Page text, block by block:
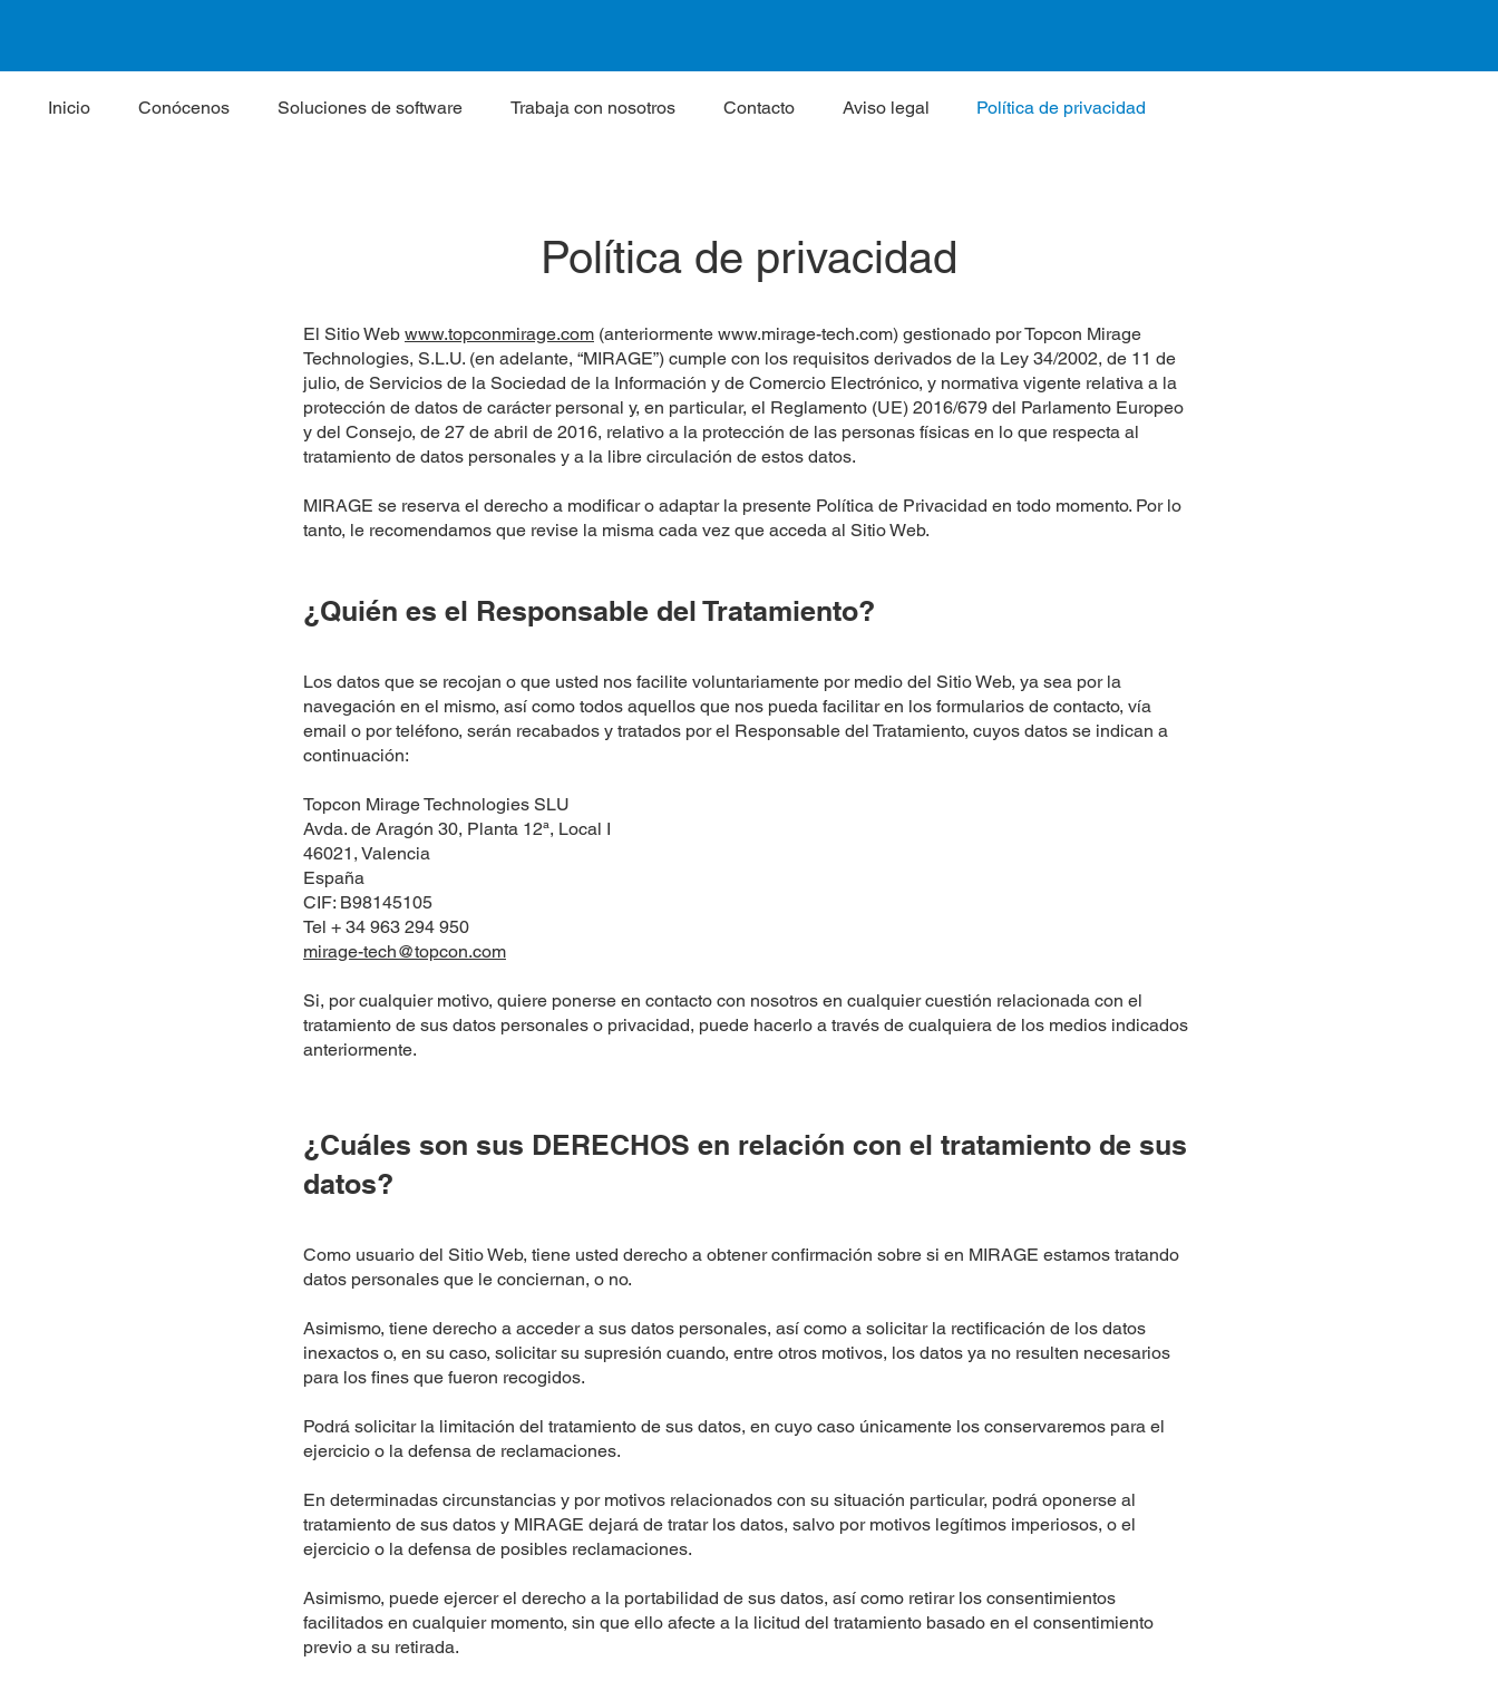
Inicio Conócenos Soluciones de software Trabaja con nosotros Contacto Aviso legal Política de privacidad
Política de privacidad
El Sitio Web www.topconmirage.com (anteriormente www.mirage-tech.com) gestionado por Topcon Mirage
Technologies, S.L.U. (en adelante, “MIRAGE”) cumple con los requisitos derivados de la Ley 34/2002, de 11 de
julio, de Servicios de la Sociedad de la Información y de Comercio Electrónico, y normativa vigente relativa a la
protección de datos de carácter personal y, en particular, el Reglamento (UE) 2016/679 del Parlamento Europeo
y del Consejo, de 27 de abril de 2016, relativo a la protección de las personas físicas en lo que respecta al
tratamiento de datos personales y a la libre circulación de estos datos.
MIRAGE se reserva el derecho a modificar o adaptar la presente Política de Privacidad en todo momento. Por lo
tanto, le recomendamos que revise la misma cada vez que acceda al Sitio Web.
¿Quién es el Responsable del Tratamiento?
Los datos que se recojan o que usted nos facilite voluntariamente por medio del Sitio Web, ya sea por la
navegación en el mismo, así como todos aquellos que nos pueda facilitar en los formularios de contacto, vía
email o por teléfono, serán recabados y tratados por el Responsable del Tratamiento, cuyos datos se indican a
continuación:
Topcon Mirage Technologies SLU
Avda. de Aragón 30, Planta 12ª, Local I
46021, Valencia
España
CIF: B98145105
Tel + 34 963 294 950
mirage-tech@topcon.com
Si, por cualquier motivo, quiere ponerse en contacto con nosotros en cualquier cuestión relacionada con el
tratamiento de sus datos personales o privacidad, puede hacerlo a través de cualquiera de los medios indicados
anteriormente.
¿Cuáles son sus DERECHOS en relación con el tratamiento de sus
datos?
Como usuario del Sitio Web, tiene usted derecho a obtener confirmación sobre si en MIRAGE estamos tratando
datos personales que le conciernan, o no.
Asimismo, tiene derecho a acceder a sus datos personales, así como a solicitar la rectificación de los datos
inexactos o, en su caso, solicitar su supresión cuando, entre otros motivos, los datos ya no resulten necesarios
para los fines que fueron recogidos.
Podrá solicitar la limitación del tratamiento de sus datos, en cuyo caso únicamente los conservaremos para el
ejercicio o la defensa de reclamaciones.
En determinadas circunstancias y por motivos relacionados con su situación particular, podrá oponerse al
tratamiento de sus datos y MIRAGE dejará de tratar los datos, salvo por motivos legítimos imperiosos, o el
ejercicio o la defensa de posibles reclamaciones.
Asimismo, puede ejercer el derecho a la portabilidad de sus datos, así como retirar los consentimientos
facilitados en cualquier momento, sin que ello afecte a la licitud del tratamiento basado en el consentimiento
previo a su retirada.